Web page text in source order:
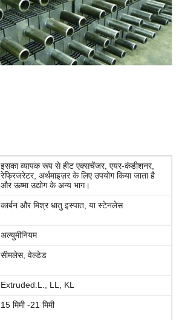
इसका व्यापक रूप से हीट एक्सचेंजर, एयर-कंडीशनर,
रेफ्रिजरेटर, अर्थमाइज़र के लिए उपयोग किया जाता है
और ऊष्मा उद्योग के अन्य भाग।
कार्बन और मिश्र धातु इस्पात, या स्टेनलेस
अल्युमीनियम
सीमलेस, वेल्डेड
Extruded.L., LL, KL
15 मिमी -21 मिमी